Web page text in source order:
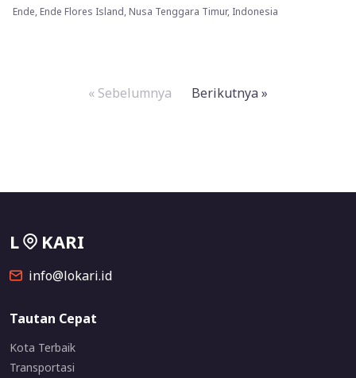
Ende, Ende Flores Island, Nusa Tenggara Timur, Indonesia
« Sebelumnya Berikutnya »
L KARI
info@lokari.id
Tautan Cepat
Kota Terbaik
Transportasi